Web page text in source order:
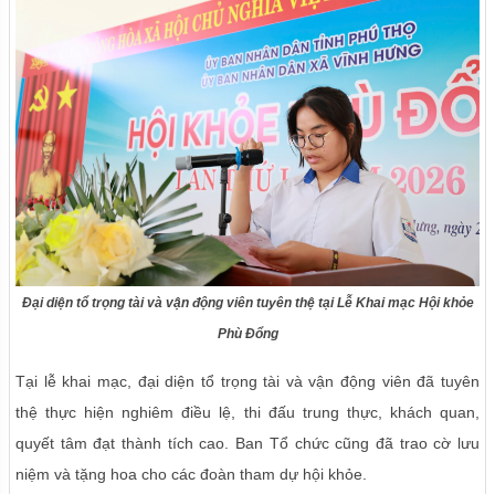
Đại diện tổ trọng tài và vận động viên tuyên thệ tại Lễ Khai mạc Hội khỏe
Phù Đổng
Tại lễ khai mạc, đại diện tổ trọng tài và vận động viên đã tuyên
thệ thực hiện nghiêm điều lệ, thi đấu trung thực, khách quan,
quyết tâm đạt thành tích cao. Ban Tổ chức cũng đã trao cờ lưu
niệm và tặng hoa cho các đoàn tham dự hội khỏe.